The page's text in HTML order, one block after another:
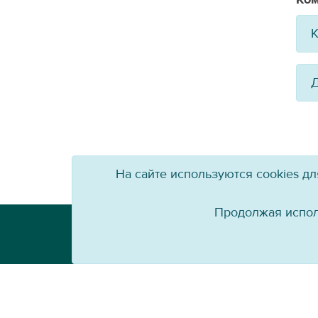
На сайте используются cookies
Продолжая